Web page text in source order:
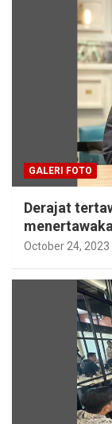
GALERI FOTO
Derajat
October 24, 2023